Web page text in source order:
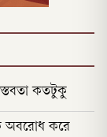
কতটুকু
অবরোধ করে